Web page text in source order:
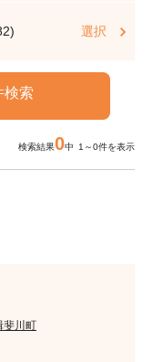
選択
検索結果0中 1～0件を表示
斐川町